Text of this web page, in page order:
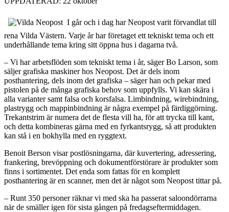
I går och i dag har Neopost varit förvandlat till
rena Vilda Västern. Varje år har företaget ett tekniskt tema och ett
underhållande tema kring sitt öppna hus i dagarna två.
– Vi har arbetsflöden som tekniskt tema i år, säger Bo Larson, som
säljer grafiska maskiner hos Neopost. Det är dels inom
posthantering, dels inom det grafiska – säger han och pekar med
pistolen på de många grafiska behov som uppfylls. Vi kan skära i
alla varianter samt falsa och korsfalsa. Limbindning, wirebindning,
plastrygg och mappinbindning är några exempel på färdiggörning.
Trekantstrim är numera det de flesta vill ha, för att trycka till kant,
och detta kombineras gärna med en fyrkantsrygg, så att produkten
kan stå i en bokhylla med en ryggtext.
Benoit Berson visar postlösningarna, där kuvertering, adressering,
frankering, brevöppning och dokumentförstörare är produkter som
finns i sortimentet. Det enda som fattas för en komplett
posthantering är en scanner, men det är något som Neopost tittar på.
– Runt 350 personer räknar vi med ska ha passerat saloondörrarna
när de smäller igen för sista gången på fredagseftermiddagen.